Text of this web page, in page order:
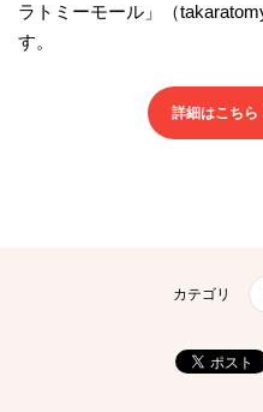
ラトミーモール」（
す。
詳細はこちら
カテゴリ